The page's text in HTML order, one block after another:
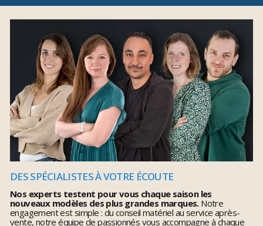
DES SPÉCIALISTES À VOTRE ÉCOUTE
Nos experts testent pour vous chaque saison les
nouveaux modèles des plus grandes marques.Notre
engagement est simple : du conseil matériel au service après-
vente, notre équipe de passionnés vous accompagne à chaque